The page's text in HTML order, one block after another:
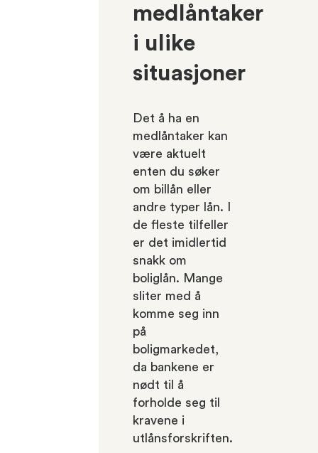
medlåntaker
i ulike
situasjoner
Det å ha en
medlåntaker kan
være aktuelt
enten du søker
om billån eller
andre typer lån. I
de fleste tilfeller
er det imidlertid
snakk om
boliglån. Mange
sliter med å
komme seg inn
på
boligmarkedet,
da bankene er
nødt til å
forholde seg til
kravene i
utlånsforskriften.